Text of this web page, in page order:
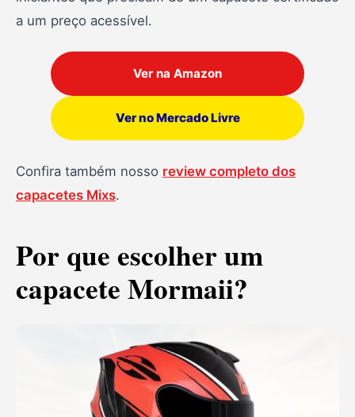
a um preço acessível.
Ver na Amazon
Ver no Mercado Livre
Confira também nosso review completo dos
capacetes Mixs.
Por que escolher um
capacete Mormaii?